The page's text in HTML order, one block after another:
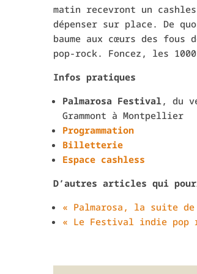
matin recevront un
dépenser sur place. De
baume aux cœurs des fous
pop-rock. Foncez, les
Infos pratiques
Palmarosa Festival, du
Grammont à Montpellier
Programmation
Billetterie
Espace cashless
D’autres articles qui
« Palmarosa, la suite
« Le Festival indie pop